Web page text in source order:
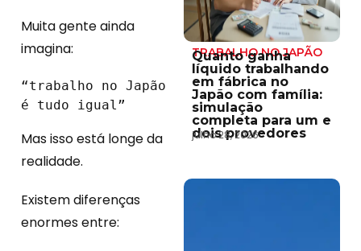
Muita gente ainda
imagina:
“trabalho no Japão
é tudo igual”
Mas isso está longe da
realidade.
Existem diferenças
enormes entre:
TRABALHO NO JAPÃO
Quanto ganha
líquido trabalhando
em fábrica no
Japão com família:
simulação
completa para um e
dois provedores
julho 28, 2026